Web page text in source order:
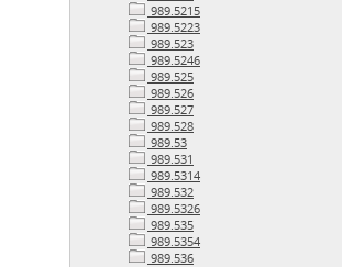
989.5215
989.5223
989.523
989.5246
989.525
989.526
989.527
989.528
989.53
989.531
989.5314
989.532
989.5326
989.535
989.5354
989.536